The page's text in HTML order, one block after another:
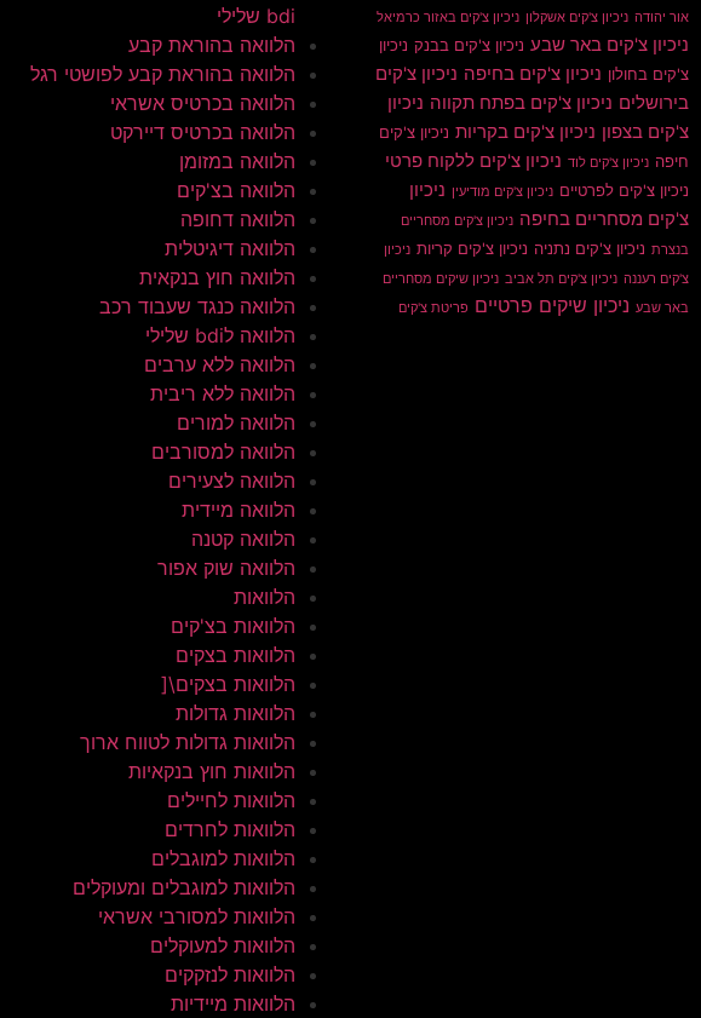
אור יהודה ניכיון צ'קים אשקלון ניכיון צ'קים באזור כרמיאל
ניכיון צ'קים באר שבע ניכיון צ'קים בבנק ניכיון
צ'קים בחולון ניכיון צ'קים בחיפה ניכיון צ'קים
בירושלים ניכיון צ'קים בפתח תקווה ניכיון
צ'קים בצפון ניכיון צ'קים בקריות ניכיון צ'קים
חיפה ניכיון צ'קים לוד ניכיון צ'קים ללקוח פרטי
ניכיון צ'קים לפרטיים ניכיון צ'קים מודיעין ניכיון
צ'קים מסחריים בחיפה ניכיון צ'קים מסחריים
בנצרת ניכיון צ'קים נתניה ניכיון צ'קים קריות ניכיון
צ'קים רעננה ניכיון צ'קים תל אביב ניכיון שיקים מסחריים
באר שבע ניכיון שיקים פרטיים פריטת צ'קים
bdi שלילי
הלוואה בהוראת קבע
הלוואה בהוראת קבע לפושטי רגל
הלוואה בכרטיס אשראי
הלוואה בכרטיס דיירקט
הלוואה במזומן
הלוואה בצ'קים
הלוואה דחופה
הלוואה דיגיטלית
הלוואה חוץ בנקאית
הלוואה כנגד שעבוד רכב
הלוואה לbdi שלילי
הלוואה ללא ערבים
הלוואה ללא ריבית
הלוואה למורים
הלוואה למסורבים
הלוואה לצעירים
הלוואה מיידית
הלוואה קטנה
הלוואה שוק אפור
הלוואות
הלוואות בצ'קים
הלוואות בצקים
הלוואות בצקים\[
הלוואות גדולות
הלוואות גדולות לטווח ארוך
הלוואות חוץ בנקאיות
הלוואות לחיילים
הלוואות לחרדים
הלוואות למוגבלים
הלוואות למוגבלים ומעוקלים
הלוואות למסורבי אשראי
הלוואות למעוקלים
הלוואות לנזקקים
הלוואות מיידיות